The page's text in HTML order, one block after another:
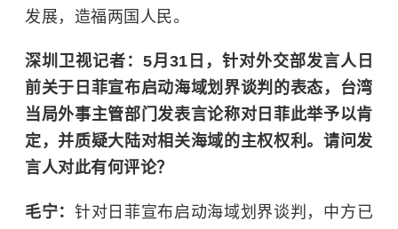
发展，造福两国人民。
深圳卫视记者：5月31日，针对外交部发言人日
前关于日菲宣布启动海域划界谈判的表态，台湾
当局外事主管部门发表言论称对日菲此举予以肯
定，并质疑大陆对相关海域的主权权利。请问发
言人对此有何评论？
毛宁：针对日菲宣布启动海域划界谈判，中方已